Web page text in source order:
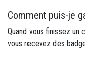
Comment puis-je
Quand vous finissez
vous recevez des